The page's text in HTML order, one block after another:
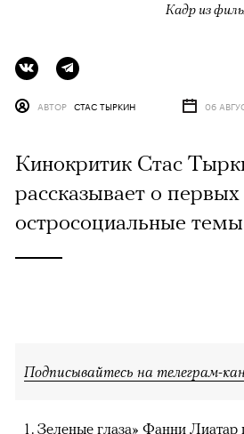
Кадр из
АВТОР СТАС ТЫРКИН 06
Кинокритик Стас
рассказывает о первых
остросоциальные темы
Подписывайтесь на телеграм-
Зеленые глаза» Фанни